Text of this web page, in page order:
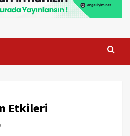
Etkileri